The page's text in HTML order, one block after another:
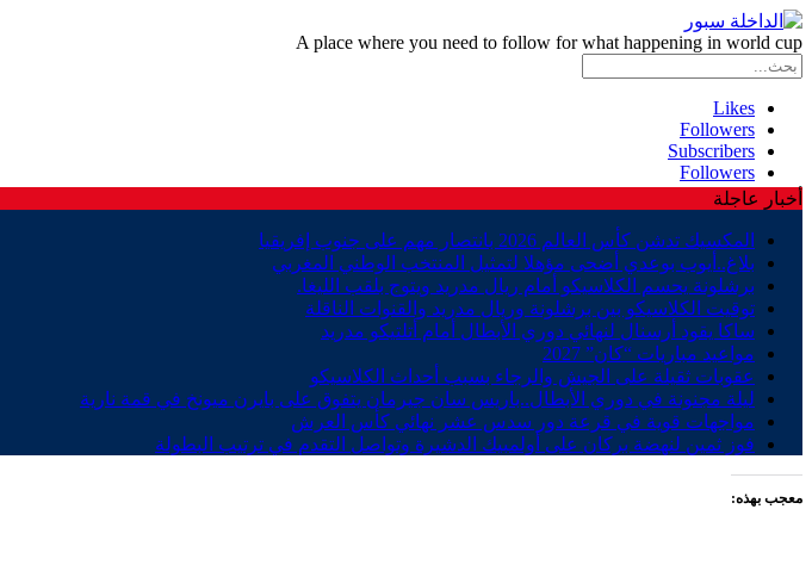
A place where you need to follow for what happening in world cup
Likes
Followers
Subscribers
Followers
أخبار عاجلة
المكسيك تدشن كأس العالم 2026 بانتصار مهم على جنوب إفريقيا
بلاغ..أيوب بوعدي أضحى مؤهلا لتمثيل المنتخب الوطني المغربي
برشلونة يحسم الكلاسيكو أمام ريال مدريد ويتوج بلقب الليغا.
توقيت الكلاسيكو بين برشلونة وريال مدريد والقنوات الناقلة
ساكا يقود أرسنال لنهائي دوري الأبطال أمام أتلتيكو مدريد
مواعيد مباريات “كان” 2027
عقوبات ثقيلة على الجيش والرجاء بسبب أحداث الكلاسيكو
ليلة مجنونة في دوري الأبطال..باريس سان جيرمان يتفوق على بايرن ميونخ في قمة نارية
مواجهات قوية في قرعة دور سدس عشر نهائي كأس العرش
فوز ثمين لنهضة بركان على أولمبيك الدشيرة وتواصل التقدم في ترتيب البطولة
معجب بهذه: